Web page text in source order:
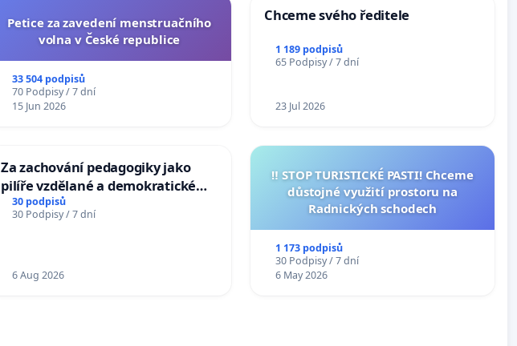
Petice za zavedení menstruačního
volna v České republice
33 504 podpisů
70 Podpisy / 7 dní
15 Jun 2026
Chceme svého ředitele
1 189 podpisů
65 Podpisy / 7 dní
23 Jul 2026
Za zachování pedagogiky jako
pilíře vzdělané a demokratické
společnosti
30 podpisů
30 Podpisy / 7 dní
6 Aug 2026
‼️ STOP TURISTICKÉ PASTI! Chceme
důstojné využití prostoru na
Radnických schodech
1 173 podpisů
30 Podpisy / 7 dní
6 May 2026